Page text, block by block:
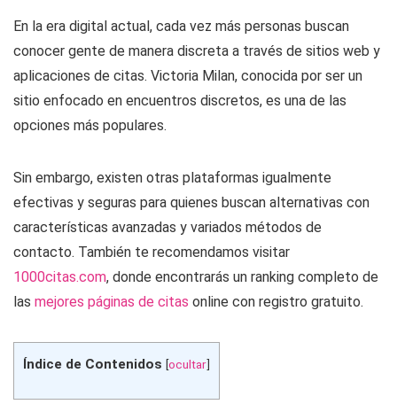
En la era digital actual, cada vez más personas buscan
conocer gente de manera discreta a través de sitios web y
aplicaciones de citas. Victoria Milan, conocida por ser un
sitio enfocado en encuentros discretos, es una de las
opciones más populares.
Sin embargo, existen otras plataformas igualmente
efectivas y seguras para quienes buscan alternativas con
características avanzadas y variados métodos de
contacto. También te recomendamos visitar
1000citas.com, donde encontrarás un ranking completo de
las mejores páginas de citas online con registro gratuito.
Índice de Contenidos [ocultar]